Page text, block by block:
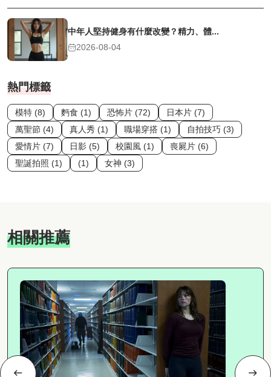
中年人堅持健身有什麼改變？精力、體...
2026-08-04
熱門標籤
模特 (8) 麪食 (1) 恐怖片 (72)
日本片 (7)
萬聖節 (4)
真人秀 (1) 職場穿搭 (1)
自拍技巧 (3)
愛情片 (7)
日影 (5) 校園風 (1)
喪屍片 (6)
聖誕拍照 (1)
(1) 女神 (3)
相關推薦